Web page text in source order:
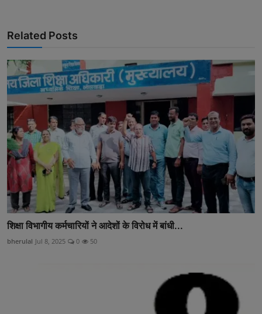
Related Posts
शिक्षा विभागीय कर्मचारियों ने आदेशों के विरोध में बांधी...
bherulal Jul 8, 2025 0 50